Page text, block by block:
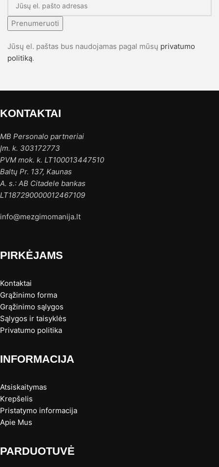
Prenumeruoti
Jūsų el. paštas bus naudojamas pagal mūsų privatumo
politiką.
KONTAKTAI
MB Personalo partneriai
Įm. k. 303172773
PVM mok. k. LT100013447510
Baltų Pr. 137, Kaunas
A. s.: AB Citadele bankas
LT187290000012467109
info@mezgimomanija.lt
PIRKĖJAMS
Kontaktai
Grąžinimo forma
Grąžinimo sąlygos
Sąlygos ir taisyklės
Privatumo politika
INFORMACIJA
Atsiskaitymas
Krepšelis
Pristatymo informacija
Apie Mus
PARDUOTUVĖ